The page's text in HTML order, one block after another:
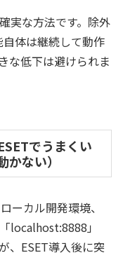
実な方法です。除外
自体は継続して動作
な低下は避けられま
でうまくい
ない）
ーカル開発環境、
localhost:8888」
、ESET導入後に突